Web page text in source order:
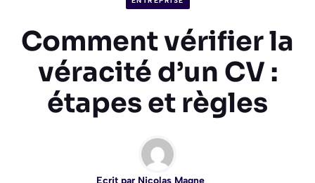
Comment vérifier la
véracité d’un CV :
étapes et règles
Ecrit par Nicolas Magne